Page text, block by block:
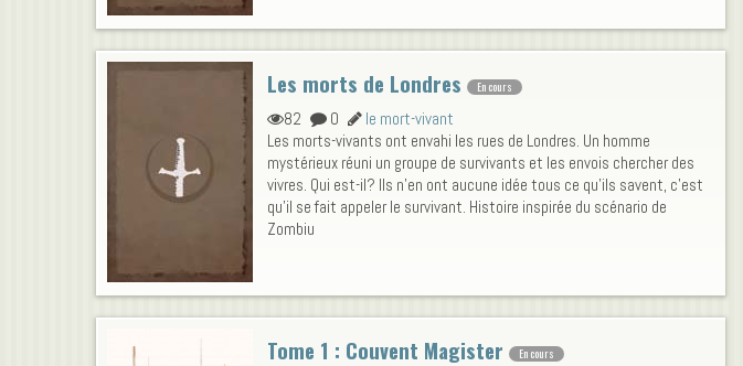
Les morts de Londres En cours
82 0
le mort-vivant
Les morts-vivants ont envahi les rues de Londres. Un homme
mystérieux réuni un groupe de survivants et les envois chercher des
vivres. Qui est-il? Ils n’en ont aucune idée tous ce qu'ils savent, c’est
qu'il se fait appeler le survivant. Histoire inspirée du scénario de
Zombiu
Tome 1 : Couvent Magister En cours